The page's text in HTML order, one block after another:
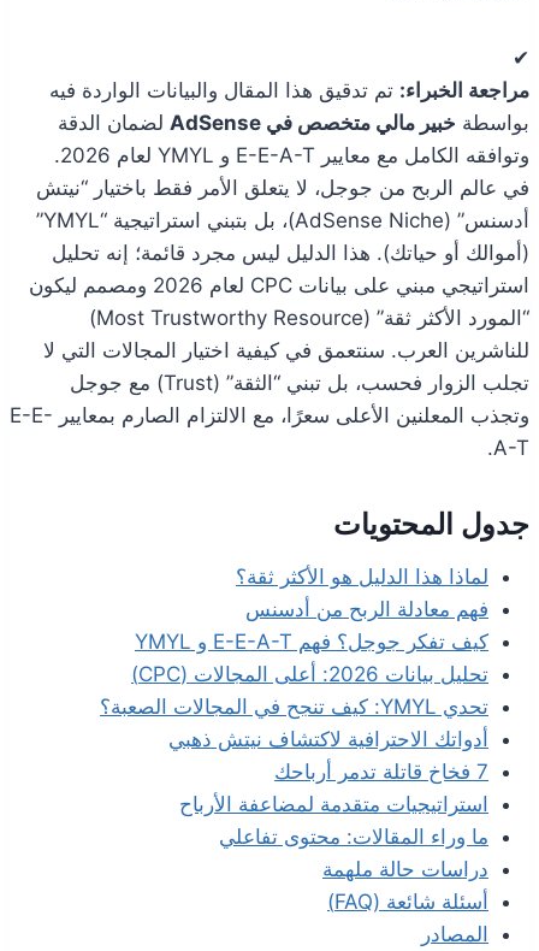
✔
مراجعة الخبراء: تم تدقيق هذا المقال والبيانات الواردة فيه
بواسطة خبير مالي متخصص في AdSense
لضمان الدقة
وتوافقه الكامل مع معايير E-E-A-T و YMYL لعام 2026.
في عالم الربح من جوجل، لا يتعلق الأمر فقط باختيار “نيتش
أدسنس” (AdSense Niche)، بل بتبني استراتيجية “YMYL”
(أموالك أو حياتك). هذا الدليل ليس مجرد قائمة؛ إنه تحليل
استراتيجي مبني على بيانات CPC لعام 2026 ومصمم ليكون
“المورد الأكثر ثقة” (Most Trustworthy Resource)
للناشرين العرب. سنتعمق في كيفية اختيار المجالات التي لا
تجلب الزوار فحسب، بل تبني “الثقة” (Trust) مع جوجل
وتجذب المعلنين الأعلى سعرًا، مع الالتزام الصارم بمعايير E-E-
A-T.
جدول المحتويات
لماذا هذا الدليل هو الأكثر ثقة؟
فهم معادلة الربح من أدسنس
كيف تفكر جوجل؟ فهم E-E-A-T و YMYL
تحليل بيانات 2026: أعلى المجالات (CPC)
تحدي YMYL: كيف تنجح في المجالات الصعبة؟
أدواتك الاحترافية لاكتشاف نيتش ذهبي
7 فخاخ قاتلة تدمر أرباحك
استراتيجيات متقدمة لمضاعفة الأرباح
ما وراء المقالات: محتوى تفاعلي
دراسات حالة ملهمة
أسئلة شائعة (FAQ)
المصادر